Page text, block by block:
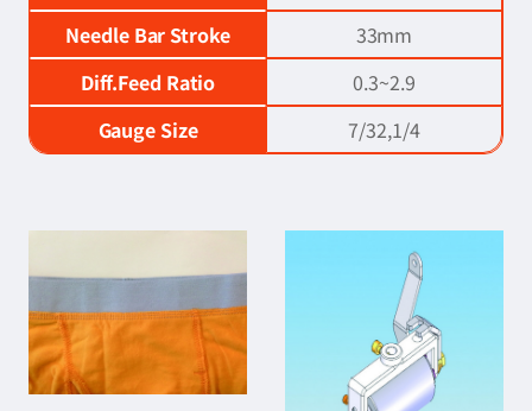
Needle Bar Stroke
33mm
Diff.Feed Ratio
0.3~2.9
Gauge Size
7/32,1/4